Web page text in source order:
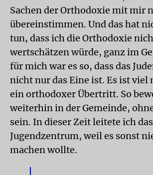
Sachen der Orthodoxie mit mir
übereinstimmen. Und das hat
tun, dass ich die Orthodoxie
wertschätzen würde, ganz im
für mich war es so, dass das
nicht nur das Eine ist. Es ist viel
ein orthodoxer Übertritt. So
weiterhin in der Gemeinde,
sein. In dieser Zeit leitete ich das
Jugendzentrum, weil es sonst
machen wollte.